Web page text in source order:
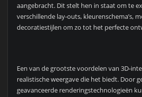
aangebracht. Dit stelt hen in staat om te
verschillende lay-outs, kleurenschema’s,
decoratiestijlen om zo tot het perfecte
Een van de grootste voordelen van 3D-
realistische weergave die het biedt. Door
geavanceerde renderingstechnologieën